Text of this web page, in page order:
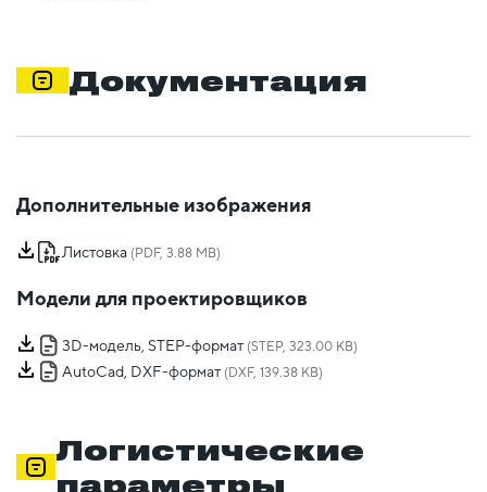
Документация
Дополнительные изображения
Листовка (PDF, 3.88 MB)
Модели для проектировщиков
3D-модель, STEP-формат (STEP, 323.00 KB)
AutoCad, DXF-формат (DXF, 139.38 KB)
Логистические
параметры